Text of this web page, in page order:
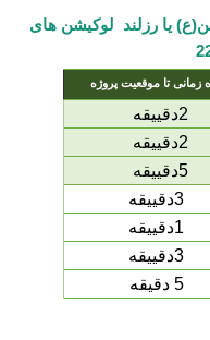
یا رزلند لوکیشن های
زمانی تا موقعیت پروژه
2دقییقه
2دقییقه
5دقییقه
3دقییقه
1دقییقه
3دقییقه
5 دقیقه